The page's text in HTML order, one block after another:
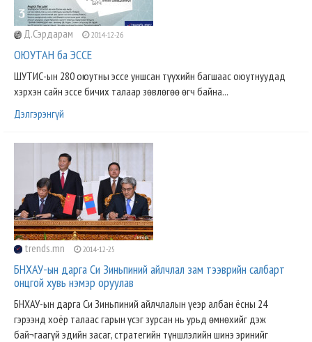
Д.Сэрдарам 2014-12-26
ОЮУТАН ба ЭССЕ
ШУТИС-ын 280 оюутны эссе уншсан түүхийн багшаас оюутнуудад
хэрхэн сайн эссе бичих талаар зөвлөгөө өгч байна...
Дэлгэрэнгүй
trends.mn 2014-12-25
БНХАУ-ын дарга Си Зиньпиний айлчлал зам тээврийн салбарт
онцгой хувь нэмэр оруулав
БНХАУ-ын дарга Си Зиньпиний айлчлалын үеэр албан ёсны 24
гэрээнд хоёр талаас гарын үсэг зурсан нь урьд өмнөхийг дэж
бай¬гаагүй эдийн засаг, стратегийн түншлэлийн шинэ эринийг